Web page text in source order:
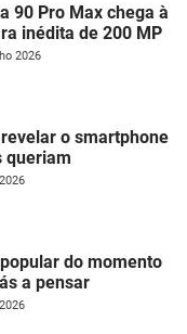
90 Pro Max chega à
inédita de 200 MP
2026
o smartphone
queriam
do momento
a pensar